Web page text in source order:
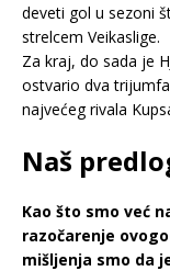
deveti gol u sezoni
strelcem Veikaslige.
Za kraj, do sada je
ostvario dva
najvećeg rivala
Naš
Kao što smo već
razočarenje
mišljenja smo da